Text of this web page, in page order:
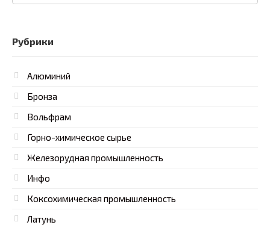
Рубрики
Алюминий
Бронза
Вольфрам
Горно-химическое сырье
Железорудная промышленность
Инфо
Коксохимическая промышленность
Латунь